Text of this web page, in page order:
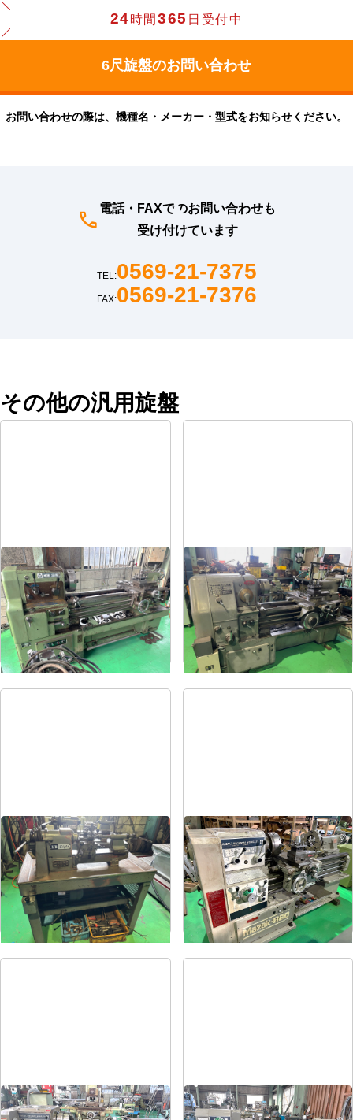
24時間365 日受付中
お問い合わせの際は、機種名・メーカー・型式をお知らせください。
電話・FAXでのお問い合わせも
受け付けています
TEL:0569-21-7375
FAX:0569-21-7376
その他の汎用旋盤
8尺旋盤
メーカー 森精機
形 式MS-1250
年 式-
6尺旋盤
メーカー オークマ
形 式LS-800
年 式1986
卓上旋盤
メーカー エグロ
形 式LB8-4B
式1973
6尺旋盤
メーカー マザック
形 式MK-860S
年 式1989
6尺旋盤 7尺旋盤